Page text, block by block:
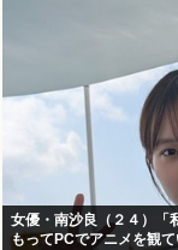
女優・南沙良（２４）「
もってPCでアニメを観て